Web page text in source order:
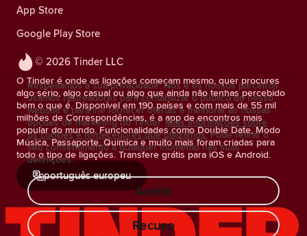
© 2026 Tinder LLC
O Tinder é onde as ligações começam mesmo, quer procures
algo sério, algo casual ou algo que ainda não tenhas percebido
bem o que é. Disponível em 190 países e com mais de 55 mil
milhões de Correspondências, é a app de encontros mais
popular do mundo. Funcionalidades como Double Date, Modo
Música, Passaporte, Química e muito mais foram criadas para
todo o tipo de ligações. Transfere grátis para iOS e Android.
português europeu
App Store
Google Play Store
Respeitamos a sua privacidade. Nós e os nossos parceiros
usamos rastreadores para contabilizar o público do nosso
website e para lhe fornecer ofertas e melhorar as nossas
opções de marketing do Tinder. Mais informações sobre
os cookies e fornecedores que utilizamos. Pode retirar o
seu consentimento a qualquer momento nas suas
definições.
Aceito
Recuso